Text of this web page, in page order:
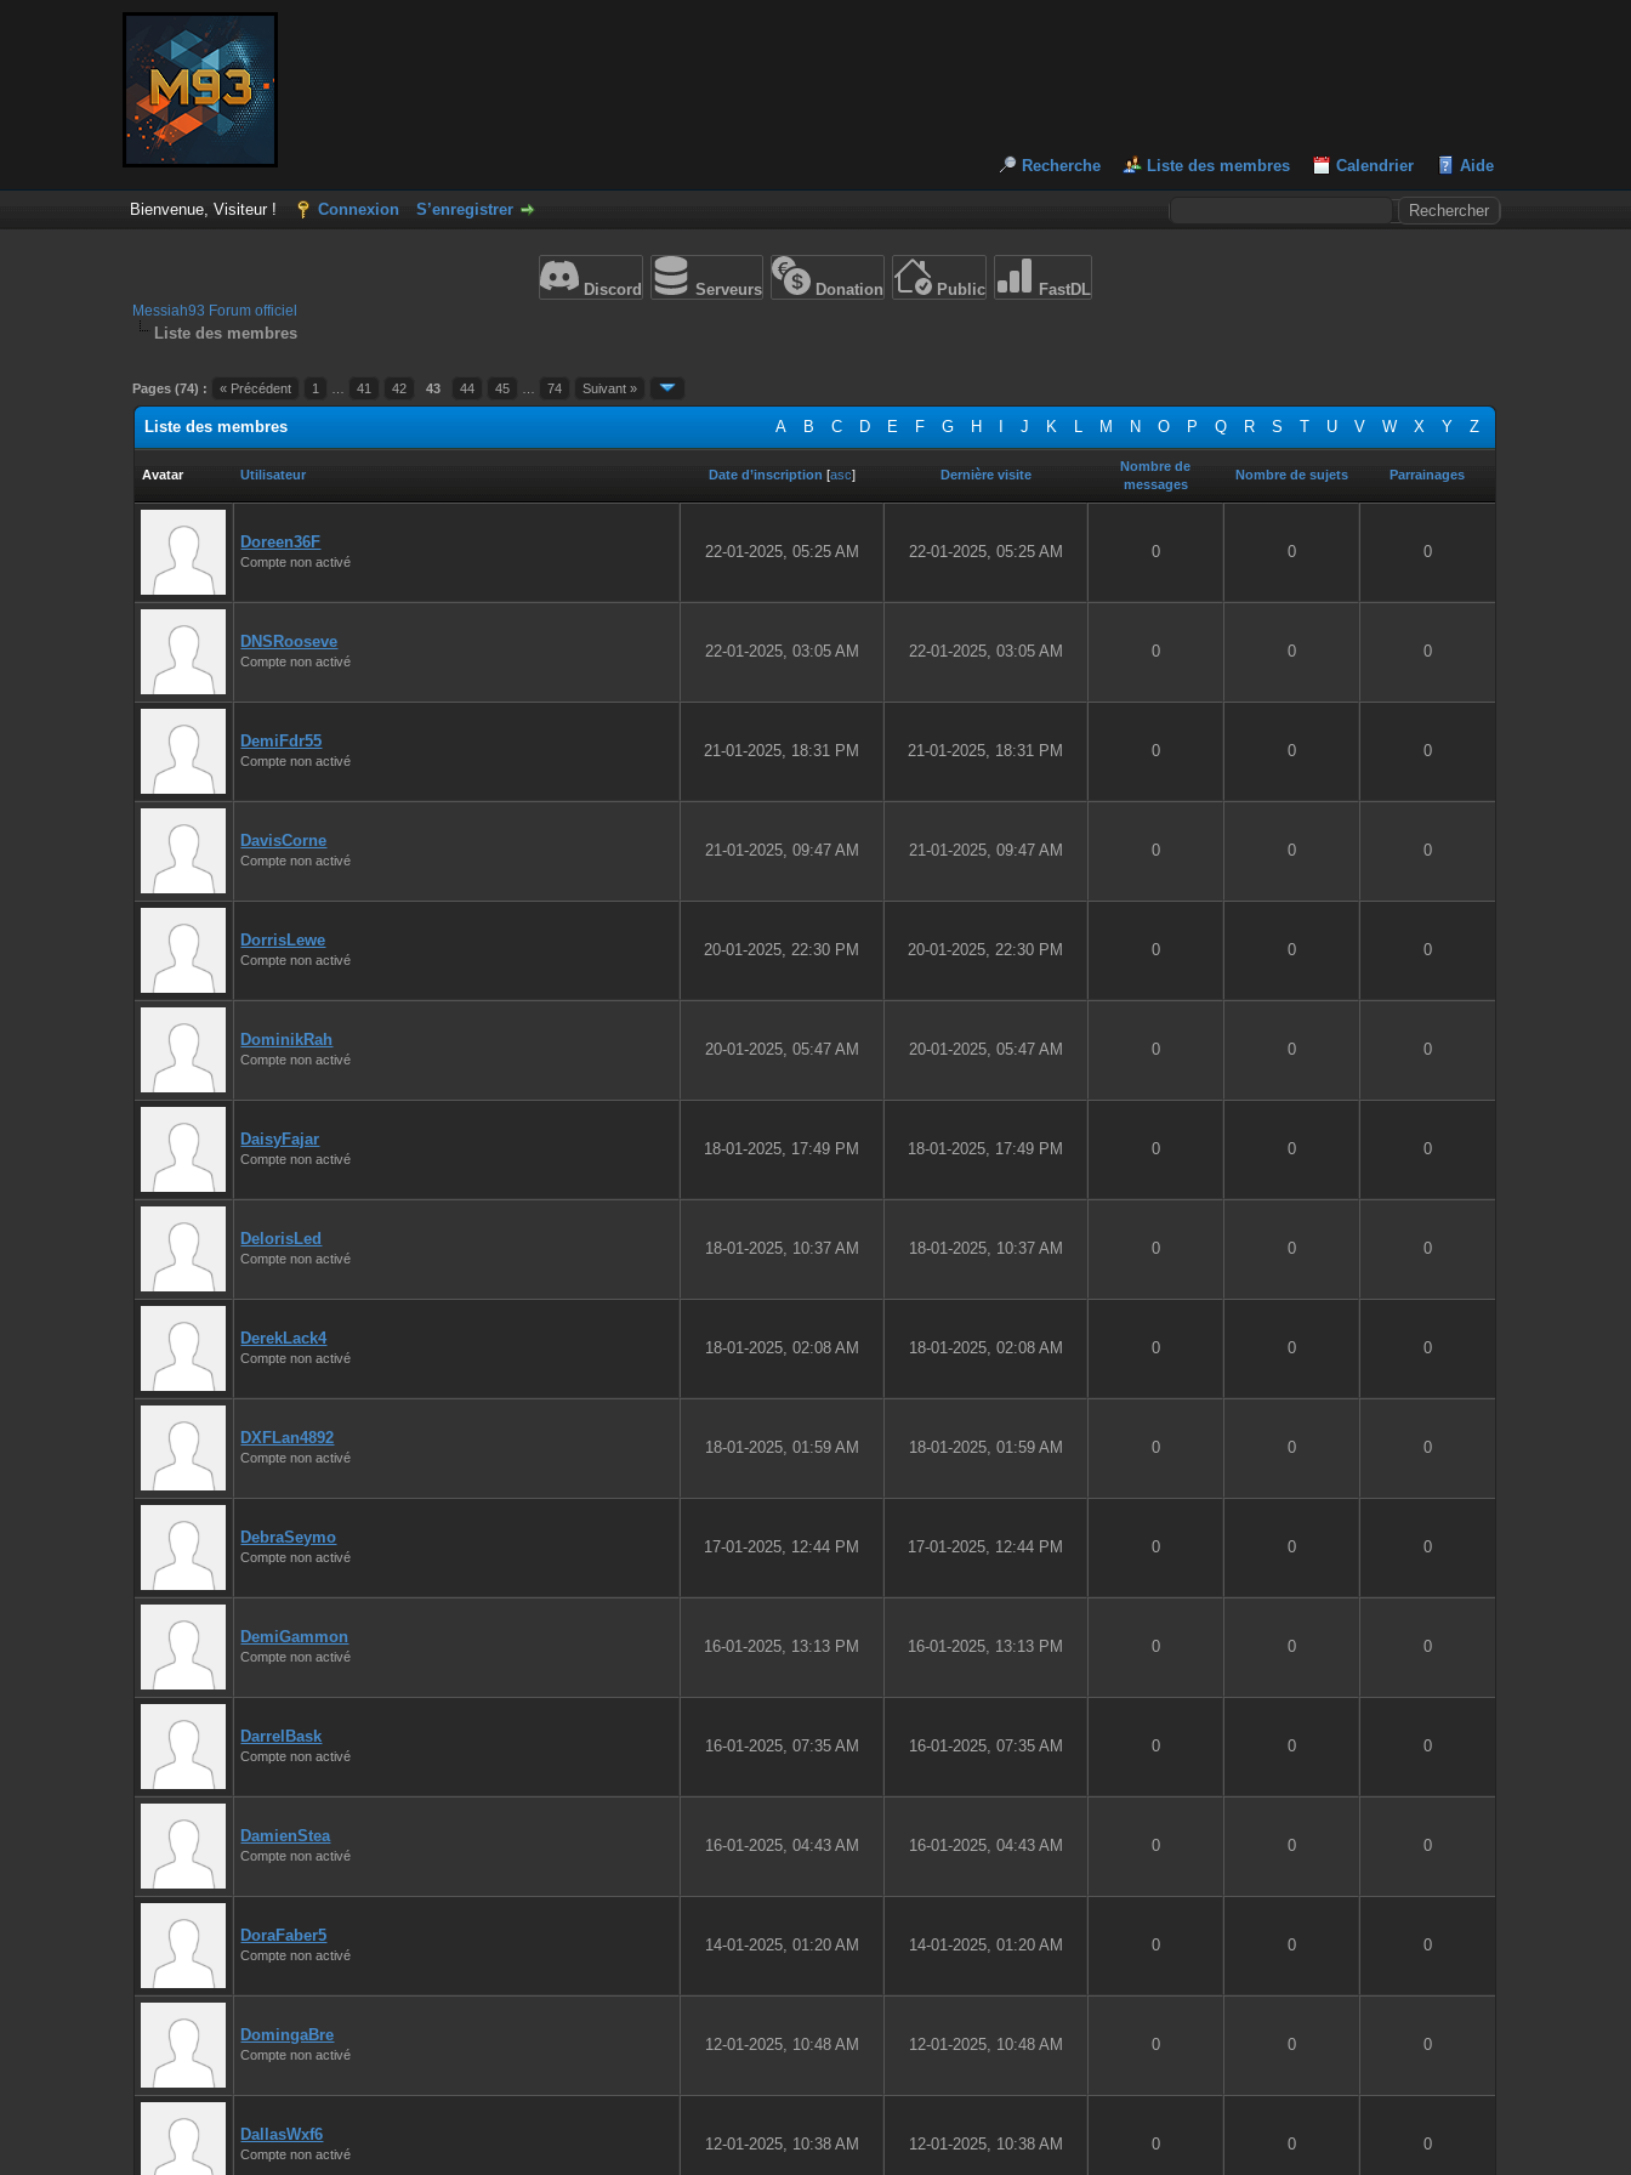
Recherche Liste des membres Calendrier Aide
Bienvenue, Visiteur ! Connexion S’enregistrer
Discord Serveurs Donation Public FastDL
Messiah93 Forum officiel
Liste des membres
Pages (74) : « Précédent 1 41 42 43 44 45 74 Suivant »
A B C D E F G H J K L M N O P Q R S T U V W X Y Z
Liste des membres
Avatar Utilisateur Date d’inscription [asc] Dernière visite
Nombre de
messages
Nombre de sujets Parrainages
Doreen36F
Compte non activé
22-01-2025, 05:25 AM 22-01-2025, 05:25 AM 0 0 0
DNSRooseve
Compte non activé
22-01-2025, 03:05 AM 22-01-2025, 03:05 AM 0 0 0
DemiFdr55
Compte non activé
21-01-2025, 18:31 PM 21-01-2025, 18:31 PM 0 0 0
DavisCorne
Compte non activé
21-01-2025, 09:47 AM 21-01-2025, 09:47 AM 0 0 0
DorrisLewe
Compte non activé
20-01-2025, 22:30 PM 20-01-2025, 22:30 PM 0 0 0
DominikRah
Compte non activé
20-01-2025, 05:47 AM 20-01-2025, 05:47 AM 0 0 0
DaisyFajar
Compte non activé
18-01-2025, 17:49 PM 18-01-2025, 17:49 PM 0 0 0
DelorisLed
Compte non activé
18-01-2025, 10:37 AM 18-01-2025, 10:37 AM 0 0 0
DerekLack4
Compte non activé
18-01-2025, 02:08 AM 18-01-2025, 02:08 AM 0 0 0
DXFLan4892
Compte non activé
18-01-2025, 01:59 AM 18-01-2025, 01:59 AM 0 0 0
DebraSeymo
Compte non activé
17-01-2025, 12:44 PM 17-01-2025, 12:44 PM 0 0 0
DemiGammon
Compte non activé
16-01-2025, 13:13 PM 16-01-2025, 13:13 PM 0 0 0
DarrelBask
Compte non activé
16-01-2025, 07:35 AM 16-01-2025, 07:35 AM 0 0 0
DamienStea
Compte non activé
16-01-2025, 04:43 AM 16-01-2025, 04:43 AM 0 0 0
DoraFaber5
Compte non activé
14-01-2025, 01:20 AM 14-01-2025, 01:20 AM 0 0 0
DomingaBre
Compte non activé
12-01-2025, 10:48 AM 12-01-2025, 10:48 AM 0 0 0
DallasWxf6
Compte non activé
12-01-2025, 10:38 AM 12-01-2025, 10:38 AM 0 0 0